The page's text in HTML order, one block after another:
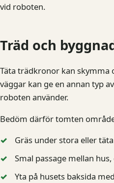
vid roboten.
Träd och
Täta trädkronor kan skymma
väggar kan ge en annan typ
roboten använder.
Bedöm därför tomten
Gräs under stora eller
Smal passage mellan
Yta på husets baksida